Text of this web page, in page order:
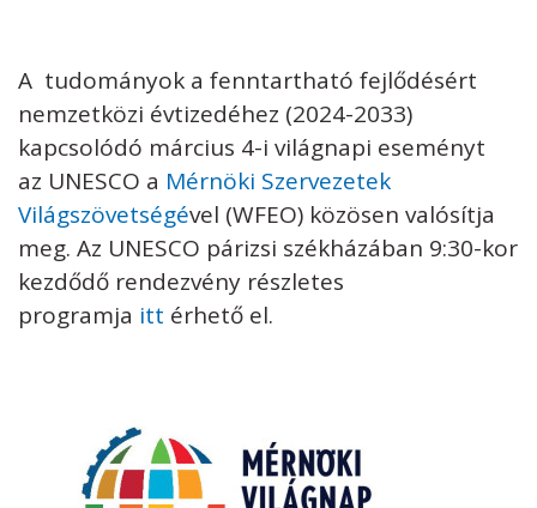
A tudományok a fenntartható fejlődésért
nemzetközi évtizedéhez (2024-2033)
kapcsolódó március 4-i világnapi eseményt
az UNESCO a Mérnöki Szervezetek
Világszövetségével (WFEO) közösen valósítja
meg. Az UNESCO párizsi székházában 9:30-kor
kezdődő rendezvény részletes
programja itt érhető el.